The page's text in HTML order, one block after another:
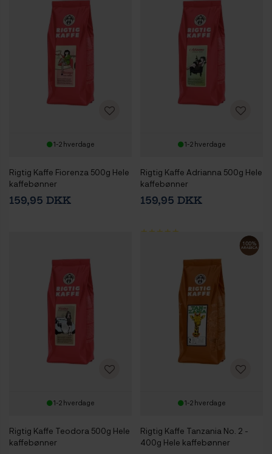
1-2 hverdage
Rigtig Kaffe Fiorenza 500g Hele
kaffebønner
159,95 DKK
1-2 hverdage
Rigtig Kaffe Adrianna 500g Hele
kaffebønner
159,95 DKK
1-2 hverdage
Rigtig Kaffe Teodora 500g Hele
kaffebønner
1-2 hverdage
Rigtig Kaffe Tanzania No. 2 -
400g Hele kaffebønner